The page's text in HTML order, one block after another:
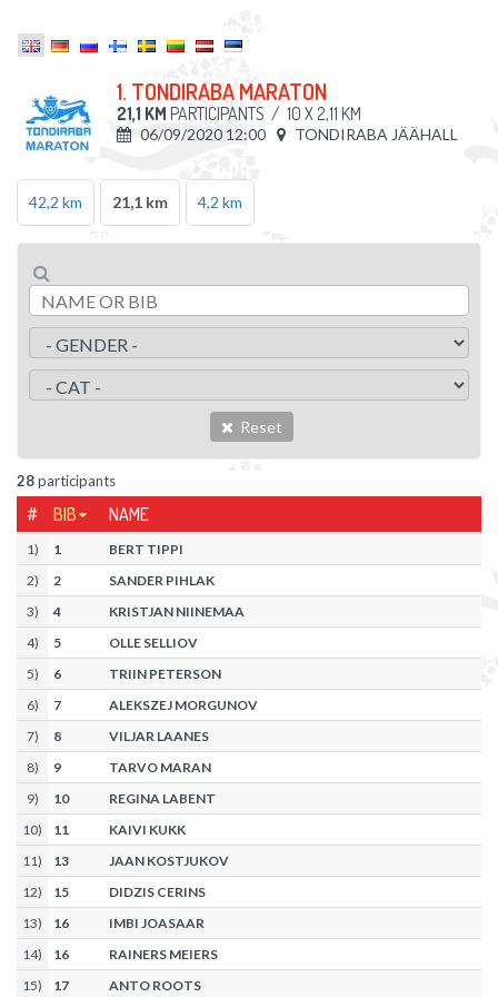
1. TONDIRABA MARATON
21,1 KM PARTICIPANTS / 10 X 2,11 KM
06/09/2020 12:00 TONDIRABA JÄÄHALL
42,2 km 21,1 km 4,2 km
Reset
28participants
# BIB NAME
1) 1
BERT TIPPI
2) 2
SANDER PIHLAK
3) 4
KRISTJAN NIINEMAA
4) 5
OLLE SELLIOV
5) 6
TRIIN PETERSON
6) 7
ALEKSZEJ MORGUNOV
7) 8
VILJAR LAANES
8) 9
TARVO MARAN
9) 10
REGINA LABENT
10) 11
KAIVI KUKK
11) 13
JAAN KOSTJUKOV
12) 15
DIDZIS CERINS
13) 16
IMBI JOASAAR
14) 16
RAINERS MEIERS
15) 17 ANTO ROOTS